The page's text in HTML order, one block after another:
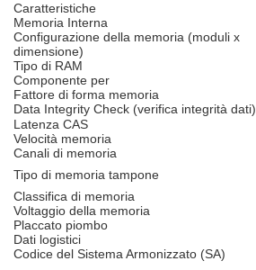
Caratteristiche
Memoria Interna
Configurazione della memoria (moduli x
dimensione)
Tipo di RAM
Componente per
Fattore di forma memoria
Data Integrity Check (verifica integrità dati)
Latenza CAS
Velocità memoria
Canali di memoria
Tipo di memoria tampone
Classifica di memoria
Voltaggio della memoria
Placcato piombo
Dati logistici
Codice del Sistema Armonizzato (SA)